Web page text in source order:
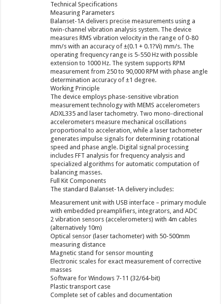
Technical Specifications
Measuring Parameters
Balanset-1A delivers precise measurements using a
twin-channel vibration analysis system. The device
measures RMS vibration velocity in the range of 0-80
mm/s with an accuracy of ±(0.1 + 0.1?Vi) mm/s. The
operating frequency range is 5-550 Hz with possible
extension to 1000 Hz. The system supports RPM
measurement from 250 to 90,000 RPM with phase angle
determination accuracy of ±1 degree.
Working Principle
The device employs phase-sensitive vibration
measurement technology with MEMS accelerometers
ADXL335 and laser tachometry. Two mono-directional
accelerometers measure mechanical oscillations
proportional to acceleration, while a laser tachometer
generates impulse signals for determining rotational
speed and phase angle. Digital signal processing
includes FFT analysis for frequency analysis and
specialized algorithms for automatic computation of
balancing masses.
Full Kit Components
The standard Balanset-1A delivery includes:
Measurement unit with USB interface – primary module
with embedded preamplifiers, integrators, and ADC
2 vibration sensors (accelerometers) with 4m cables
(alternatively 10m)
Optical sensor (laser tachometer) with 50-500mm
measuring distance
Magnetic stand for sensor mounting
Electronic scales for exact measurement of corrective
masses
Software for Windows 7-11 (32/64-bit)
Plastic transport case
Complete set of cables and documentation